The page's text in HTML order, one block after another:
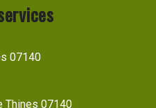
07140
Thines 07140